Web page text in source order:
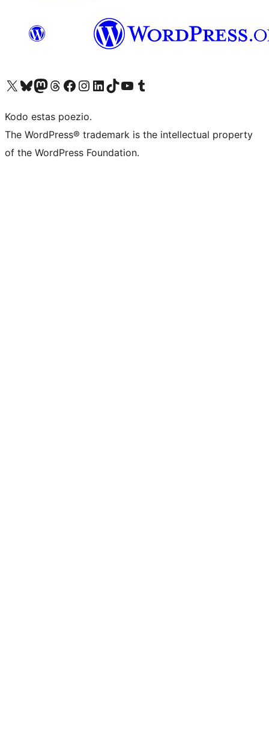
Visit our X (formerly Twitter) account
Visit our Bluesky account
Visit our Mastodon account
Visit our Threads account
Visit our Facebook page
Visit our Instagram account
Visit our LinkedIn account
Visit our TikTok account
Visit our YouTube channel
Visit our Tumblr account
Kodo estas poezio.
The WordPress® trademark is the intellectual property
of the WordPress Foundation.